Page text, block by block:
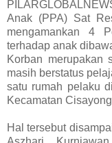
Anak (PPA) Sat
mengamankan 4
terhadap anak
Korban merupakan
masih berstatus
satu rumah pelaku
Kecamatan
Hal tersebut